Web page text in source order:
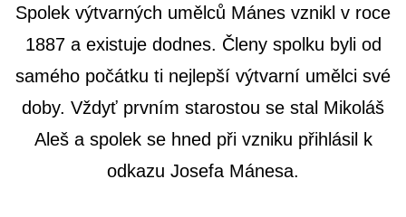
Spolek výtvarných umělců Mánes vznikl v roce
1887 a existuje dodnes. Členy spolku byli od
samého počátku ti nejlepší výtvarní umělci své
doby. Vždyť prvním starostou se stal Mikoláš
Aleš a spolek se hned při vzniku přihlásil k
odkazu Josefa Mánesa.